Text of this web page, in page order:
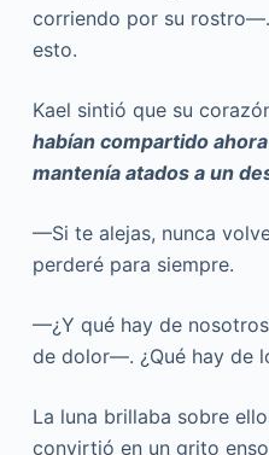
corriendo por su
esto.
Kael sintió que su
habían compartido
mantenía atados a un
—Si te alejas, nunca
perderé para siempre.
—¿Y qué hay de
de dolor—. ¿Qué hay de
La luna brillaba sobre
convirtió en un grito